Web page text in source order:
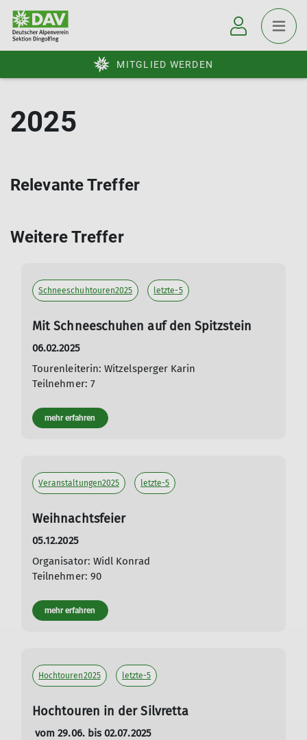
MITGLIED WERDEN
2025
Relevante Treffer
Weitere Treffer
Schneeschuhtouren2025 letzte-5
Mit Schneeschuhen auf den Spitzstein
06.02.2025
Tourenleiterin: Witzelsperger Karin
Teilnehmer: 7
mehr erfahren
Veranstaltungen2025 letzte-5
Weihnachtsfeier
05.12.2025
Organisator: Widl Konrad
Teilnehmer: 90
mehr erfahren
Hochtouren2025 letzte-5
Hochtouren in der Silvretta
vom 29.06. bis 02.07.2025